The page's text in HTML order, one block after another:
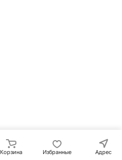
Корзина Избранные Адрес